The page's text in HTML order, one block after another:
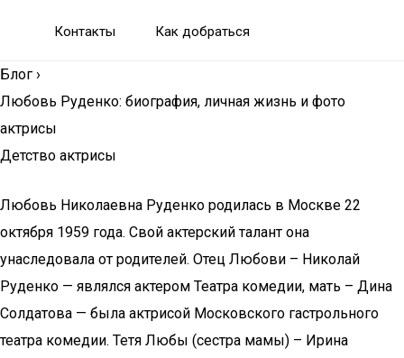
Контакты Как добраться
Блог ›
Любовь Руденко: биография, личная жизнь и фото
актрисы
Детство актрисы
Любовь Николаевна Руденко родилась в Москве 22
октября 1959 года. Свой актерский талант она
унаследовала от родителей. Отец Любови – Николай
Руденко — являлся актером Театра комедии, мать – Дина
Солдатова — была актрисой Московского гастрольного
театра комедии. Тетя Любы (сестра мамы) – Ирина